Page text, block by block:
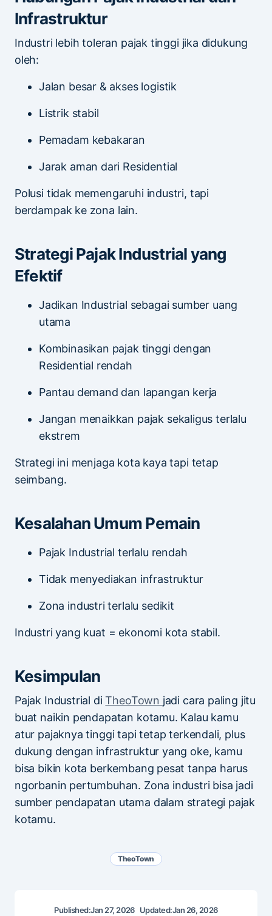
Infrastruktur
Industri lebih toleran pajak tinggi jika didukung
oleh:
Jalan besar & akses logistik
Listrik stabil
Pemadam kebakaran
Jarak aman dari Residential
Polusi tidak memengaruhi industri, tapi
berdampak ke zona lain.
Strategi Pajak Industrial yang
Efektif
Jadikan Industrial sebagai sumber uang
utama
Kombinasikan pajak tinggi dengan
Residential rendah
Pantau demand dan lapangan kerja
Jangan menaikkan pajak sekaligus terlalu
ekstrem
Strategi ini menjaga kota kaya tapi tetap
seimbang.
Kesalahan Umum Pemain
Pajak Industrial terlalu rendah
Tidak menyediakan infrastruktur
Zona industri terlalu sedikit
Industri yang kuat = ekonomi kota stabil.
Kesimpulan
Pajak Industrial diTheoTown jadi cara paling jitu
buat naikin pendapatan kotamu. Kalau kamu
atur pajaknya tinggi tapi tetap terkendali, plus
dukung dengan infrastruktur yang oke, kamu
bisa bikin kota berkembang pesat tanpa harus
ngorbanin pertumbuhan. Zona industri bisa jadi
sumber pendapatan utama dalam strategi pajak
kotamu.
TheoTown
Published:Jan 27, 2026 Updated:Jan 26, 2026